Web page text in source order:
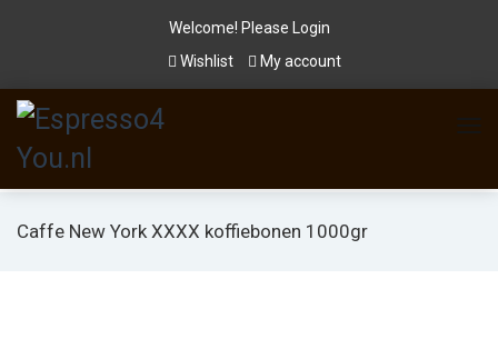
Welcome! Please
Login
Wishlist
My account
Caffe New York XXXX koffiebonen 1000gr